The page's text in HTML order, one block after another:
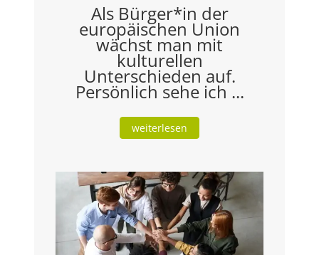
Als Bürger*in der
europäischen Union
wächst man mit
kulturellen
Unterschieden auf.
Persönlich sehe ich ...
weiterlesen